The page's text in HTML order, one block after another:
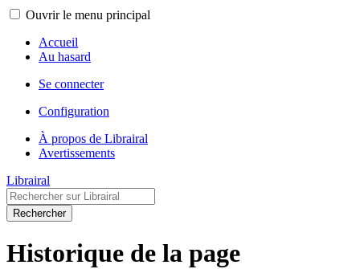
Ouvrir le menu principal
Accueil
Au hasard
Se connecter
Configuration
À propos de Librairal
Avertissements
Librairal
Rechercher
Historique de la page